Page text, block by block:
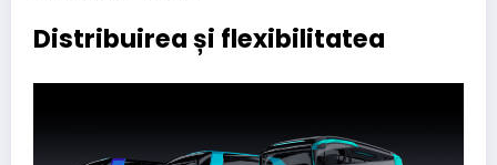
Distribuirea și flexibilitatea